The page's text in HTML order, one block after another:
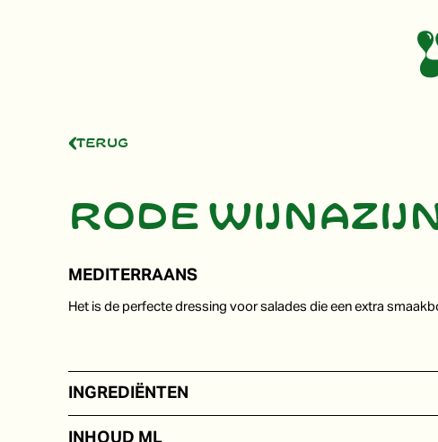
Terug
Rode
MEDITERRAANS
Het is de perfecte dressing voor salades die een extra
INGREDIËNTEN
INHOUD ML